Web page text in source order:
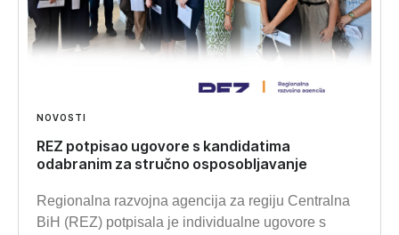
NOVOSTI
REZ potpisao ugovore s kandidatima
odabranim za stručno osposobljavanje
Regionalna razvojna agencija za regiju Centralna
BiH (REZ) potpisala je individualne ugovore s